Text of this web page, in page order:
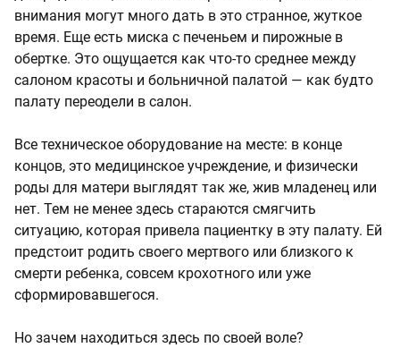
внимания могут много дать в это странное, жуткое
время. Еще есть миска с печеньем и пирожные в
обертке. Это ощущается как что-то среднее между
салоном красоты и больничной палатой — как будто
палату переодели в салон.
Все техническое оборудование на месте: в конце
концов, это медицинское учреждение, и физически
роды для матери выглядят так же, жив младенец или
нет. Тем не менее здесь стараются смягчить
ситуацию, которая привела пациентку в эту палату. Ей
предстоит родить своего мертвого или близкого к
смерти ребенка, совсем крохотного или уже
сформировавшегося.
Но зачем находиться здесь по своей воле?